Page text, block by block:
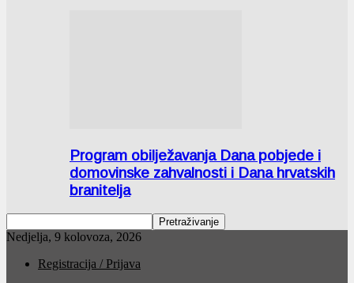
Program obilježavanja Dana pobjede i
domovinske zahvalnosti i Dana hrvatskih
branitelja
Nedjelja, 9 kolovoza, 2026
Registracija / Prijava